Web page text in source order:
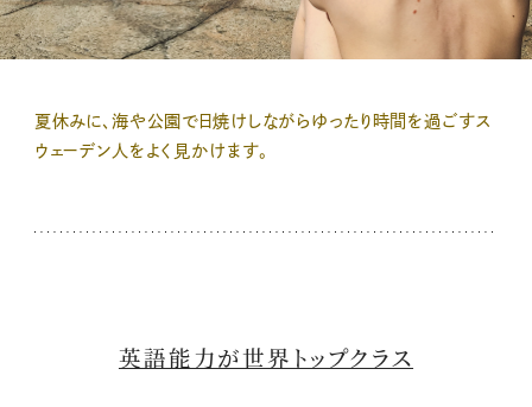
夏休みに、海や公園で日焼けしながらゆったり時間を過ごすス
ウェーデン人をよく見かけます。
英語能力が世界トップクラス